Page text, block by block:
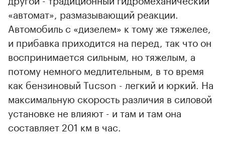
«автомат», размазывающий реакции.
Автомобиль с «дизелем» к тому же тяжелее,
и прибавка приходится на перед, так что он
воспринимается сильным, но тяжелым, а
потому немного медлительным, в то время
как бензиновый Tucson - легкий и юркий. На
максимальную скорость различия в силовой
установке не влияют - и там и там она
составляет 201 км в час.